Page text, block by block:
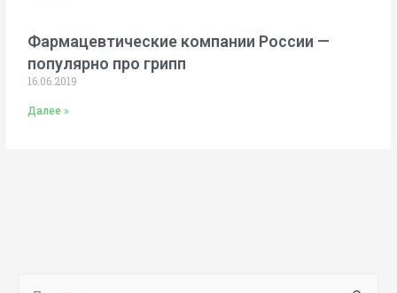
Фармацевтические компании России —
популярно про грипп
16.06.2019
Далее »